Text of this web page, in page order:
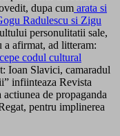
dupa cum arata si
Radulescu si Zigu
personulitatii sale,
a afirmat, ad litteram:
codul cultural
Ioan Slavici, camaradul
infiinteaza Revista
de propaganda
pentru implinerea